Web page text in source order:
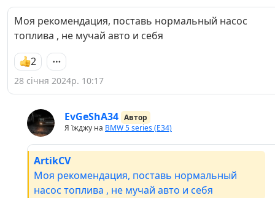
Моя рекомендация, поставь нормальный насос
топлива , не мучай авто и себя
2
28 січня 2024р. 10:17
EvGeShA34 Автор
Я їжджу на BMW 5 series (E34)
ArtikCV
Моя рекомендация, поставь нормальный
насос топлива , не мучай авто и себя